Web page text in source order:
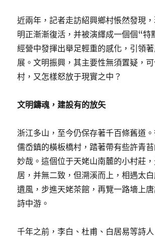
近兩年，記者走訪紹興鄉村悵然發現
明正漸漸復活，并被演繹成一個個“特
經營中發揮出舉足輕重的感化，引領
展。文明振興，其主要性無須置疑，
村，又怎樣怒放于現實之中？
文明鑄魂，建設有的放矢
浙江多山，至今仍保存著千百條舊道
儒岙鎮的橫板橋村，踏著帶有些許青
妙哉。這個位于天姥山南麓的小村莊
居，并無二致，但溯溪而上，相遇太
遺風，步進天姥茶館，再覽一路墻上
詩中游。
千年之前，李白、杜甫、白居易等詩